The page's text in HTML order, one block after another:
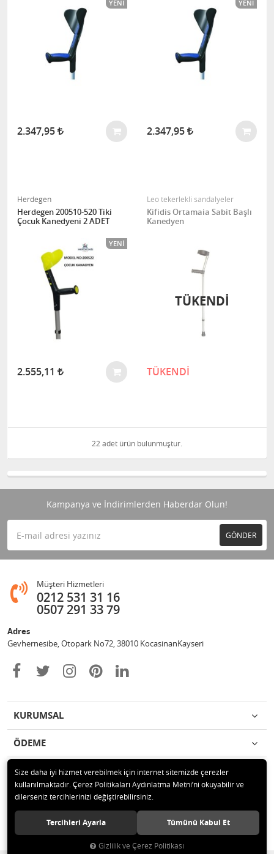
YENI
2.347,95
YENI
2.347,95
Herdegen
Herdegen 200510-520 Tiki
Çocuk Kanedyeni 2 ADET
YENI
2.555,11
Leo tekerlekli sandalyeler
Kifidis Ortamaia Sabit Başlı
Kanedyen
TÜKENDİ
TÜKENDİ
22 adet ürün bulunmuştur.
Kampanya ve İndirimlerden Haberdar Olun!
GÖNDER
Müşteri Hizmetleri
0212 531 31 16
0507 291 33 79
Adres
Gevhernesibe, Otopark No72, 38010 KocasinanKayseri
KURUMSAL
ÖDEME
İLETİŞİM
© 2020 Çağrı Medikal Tekerlekli Sandalye Mağazası Tüm hakları saklıdır.
Size daha iyi hizmet verebilmek için internet sitemizde çerezler
kullanılmaktadır. Çerez Politikaları Aydınlatma Metni’ni okuyabilir ve
dilerseniz tercihlerinizi değiştirebilirsiniz.
Tercihleri Ayarla Tümünü Kabul Et
Gizlilik ve Çerez Politikası